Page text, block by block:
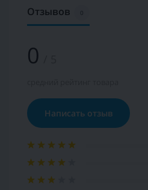
Отзывов
0
Написать отзыв